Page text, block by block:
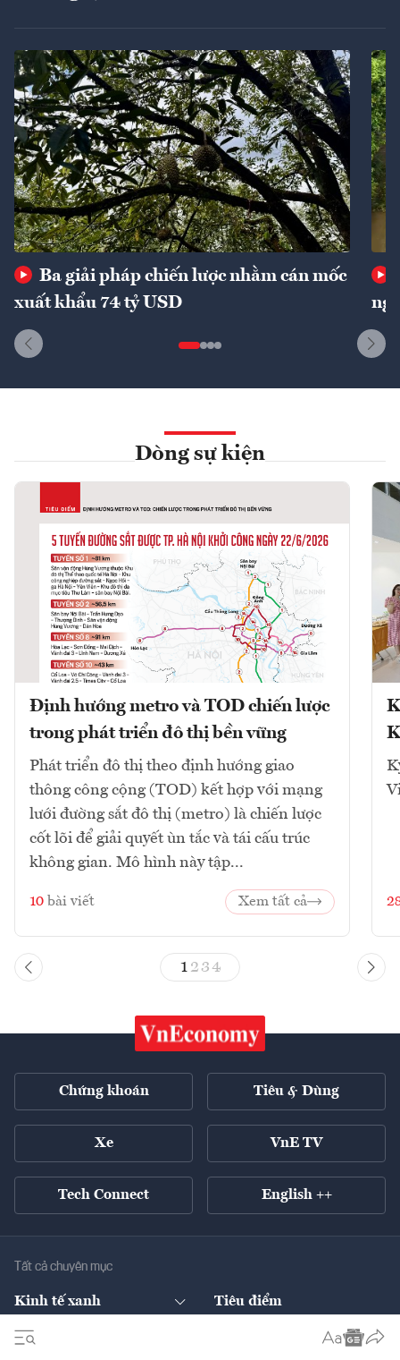
Ba giải pháp chiến lược nhằm cán mốc
xuất khẩu 74 tỷ USD
Dòng sự kiện
Định hướng metro và TOD chiến lược
trong phát triển đô thị bền vững
Phát triển đô thị theo định hướng giao
thông công cộng (TOD) kết hợp với mạng
lưới đường sắt đô thị (metro) là chiến lược
cốt lõi để giải quyết ùn tắc và tái cấu trúc
không gian. Mô hình này tập...
10 bài viết Xem tất cả
1 23 4
Chứng khoán Tiêu & Dùng
Xe VnE TV
Tech Connect English ++
Tất cả chuyên mục
Kinh tế xanh
Chuyển động xanh
Tiêu điểm
Tài chính